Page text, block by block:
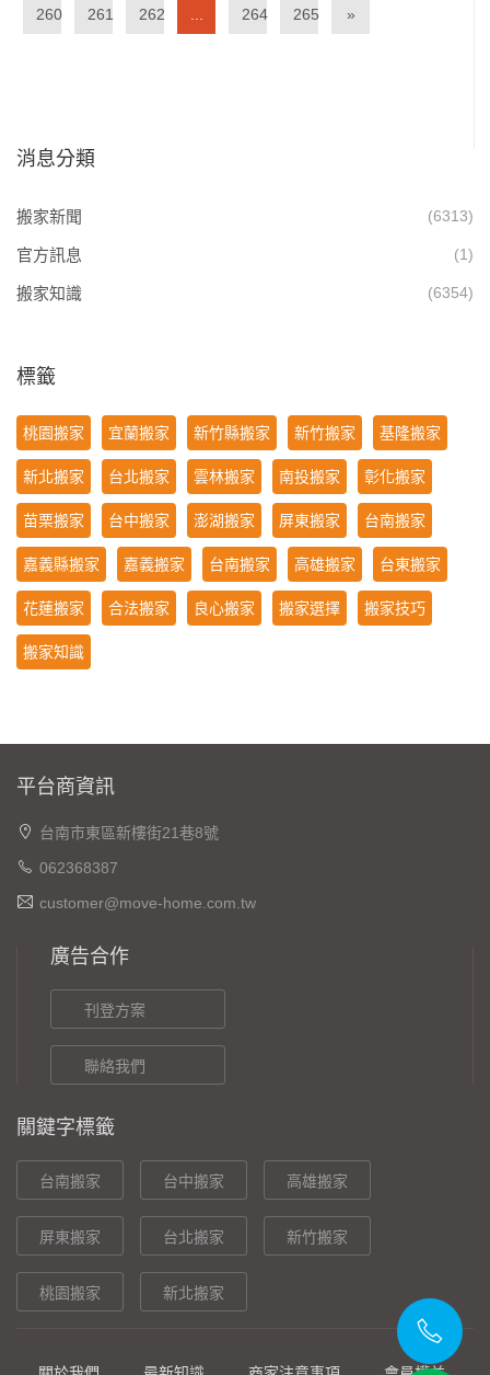
260 261 262 264 265 »
消息分類
搬家新聞 (6313)
官方訊息 (1)
搬家知識 (6354)
標籤
桃園搬家 宜蘭搬家 新竹縣搬家 新竹搬家 基隆搬家
新北搬家 台北搬家 雲林搬家 南投搬家 彰化搬家
苗栗搬家 台中搬家 澎湖搬家 屏東搬家 台南搬家
嘉義縣搬家 嘉義搬家 台南搬家 高雄搬家 台東搬家
花蓮搬家 合法搬家 良心搬家 搬家選擇 搬家技巧
搬家知識
平台商資訊
台南市東區新樓街21巷8號
062368387
customer@move-home.com.tw
廣告合作
刊登方案
聯絡我們
關鍵字標籤
台南搬家 台中搬家 高雄搬家
屏東搬家 台北搬家 新竹搬家
桃園搬家 新北搬家